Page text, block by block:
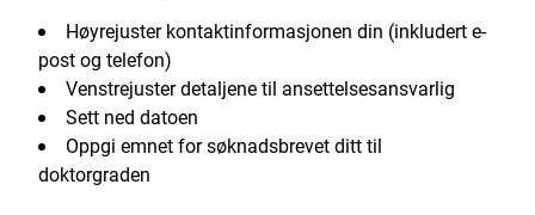
Høyrejuster kontaktinformasjonen din (inkludert e-
post og telefon)
Venstrejuster detaljene til ansettelsesansvarlig
Sett ned datoen
Oppgi emnet for søknadsbrevet ditt til
doktorgraden